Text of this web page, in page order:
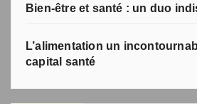
Bien-être et santé : un duo
L’alimentation un
capital santé